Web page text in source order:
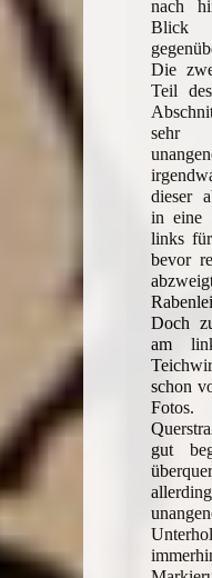
nach
Die
Teil
sehr
dieser
in eine
links
bevor
Doch
am
schon
gut